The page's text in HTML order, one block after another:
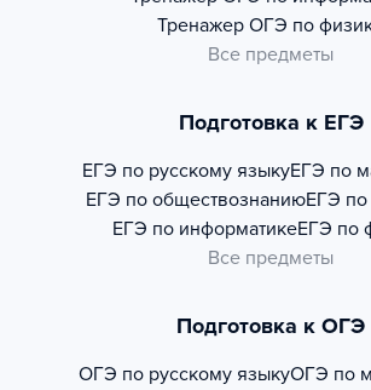
Тренажер ОГЭ по
Все предметы
Подготовка к ЕГЭ
ЕГЭ по русскому языкуЕГЭ по
ЕГЭ по обществознаниюЕГЭ по
ЕГЭ по информатикеЕГЭ по
Все предметы
Подготовка к ОГЭ
ОГЭ по русскому языкуОГЭ по